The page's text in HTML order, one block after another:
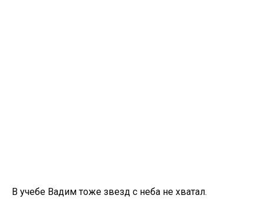
В учебе Вадим тоже звезд с неба не хватал.